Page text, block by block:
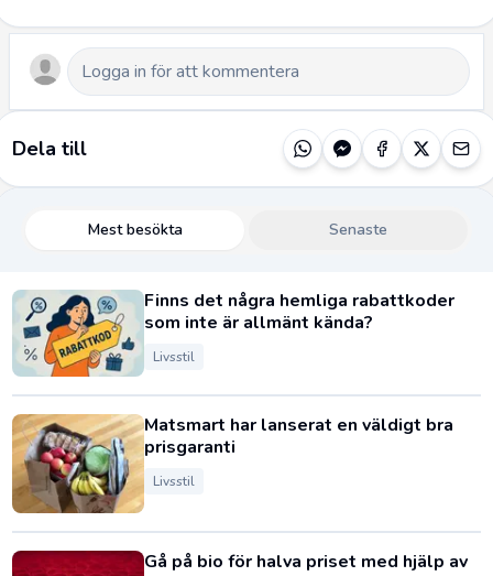
Dela till
Mest besökta Senaste
Finns det några hemliga rabattkoder
som inte är allmänt kända?
Livsstil
Matsmart har lanserat en väldigt bra
prisgaranti
Livsstil
Gå på bio för halva priset med hjälp av